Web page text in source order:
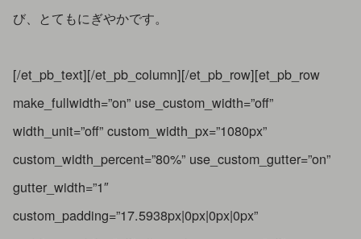
び、とてもにぎやかです。
[/et_pb_text][/et_pb_column][/et_pb_row][et_pb_row
make_fullwidth=”on” use_custom_width=”off”
width_unit=”off” custom_width_px=”1080px”
custom_width_percent=”80%” use_custom_gutter=”on”
gutter_width=”1″
custom_padding=”17.5938px|0px|0px|0px”